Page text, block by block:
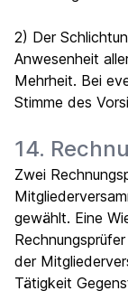
2) Der
Anwesenheit
Mehrheit. Bei
Stimme des
14.
Zwei
gewählt. Eine
der
Tätigkeit